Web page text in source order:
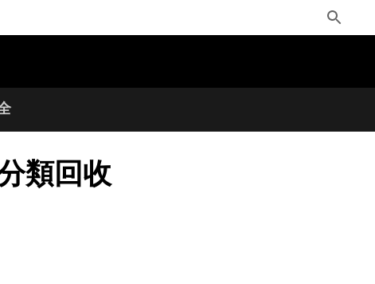
Toggle
Search
類回收